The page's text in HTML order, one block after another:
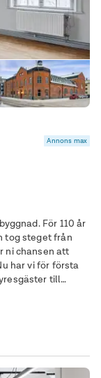
Annons max
För 110 år
tog steget från
ni chansen att
till